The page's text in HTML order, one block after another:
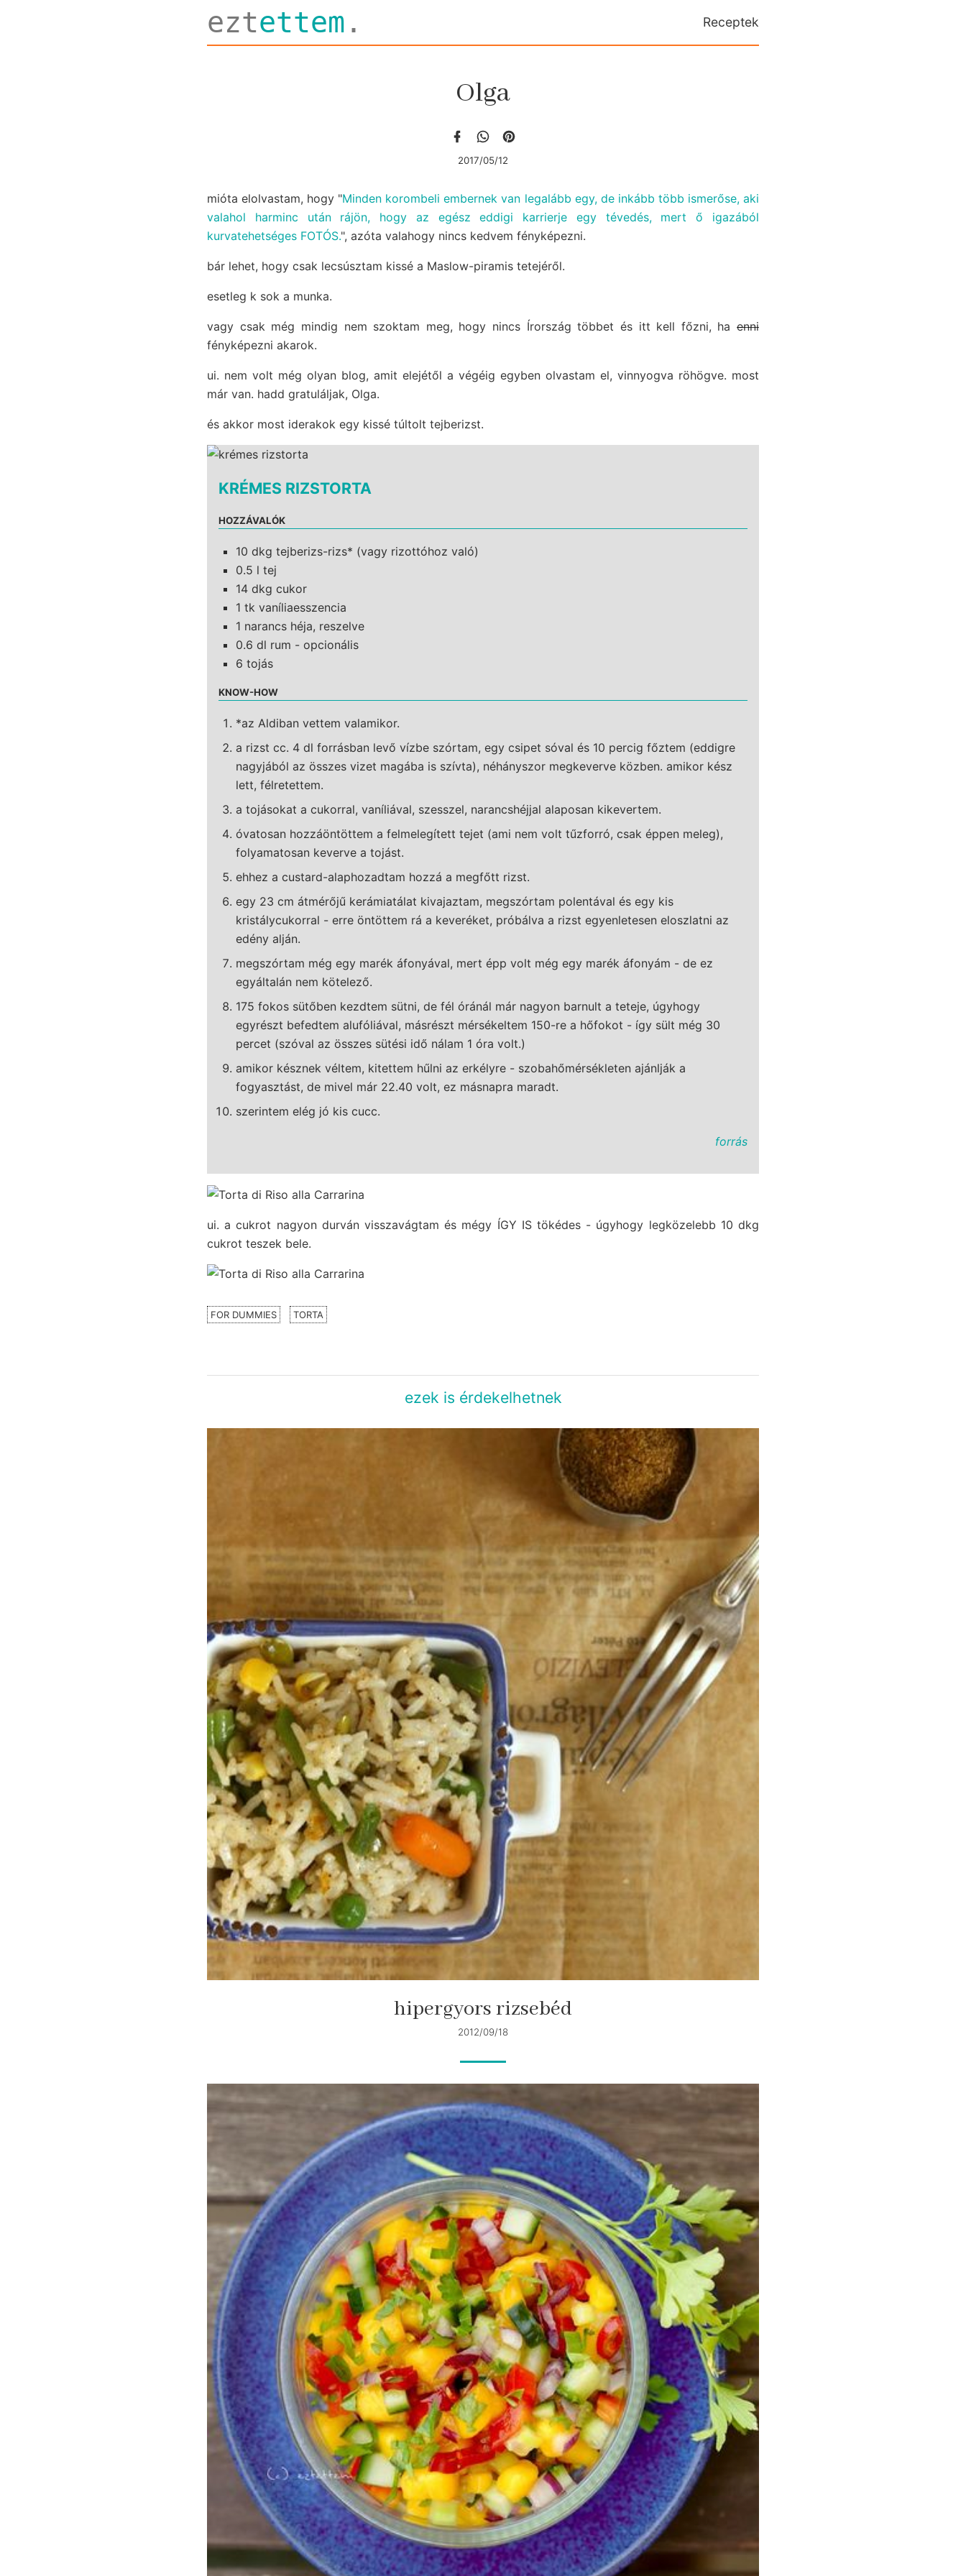
eztettem . Receptek
Olga
2017/05/12
mióta elolvastam, hogy "Minden korombeli embernek van legalább egy, de inkább több ismerőse, aki
valahol harminc után rájön, hogy az egész eddigi karrierje egy tévedés, mert ő igazából
kurvatehetséges FOTÓS.", azóta valahogy nincs kedvem fényképezni.
bár lehet, hogy csak lecsúsztam kissé a Maslow-piramis tetejéről.
esetleg k sok a munka.
vagy csak még mindig nem szoktam meg, hogy nincs Írország többet és itt kell főzni, ha enni
fényképezni akarok.
ui. nem volt még olyan blog, amit elejétől a végéig egyben olvastam el, vinnyogva röhögve. most
már van. hadd gratuláljak, Olga.
és akkor most iderakok egy kissé túltolt tejberizst.
KRÉMES RIZSTORTA
HOZZÁVALÓK
10 dkg tejberizs-rizs* (vagy rizottóhoz való)
0.5 l tej
14 dkg cukor
1 tk vaníliaesszencia
1 narancs héja, reszelve
0.6 dl rum - opcionális
6 tojás
KNOW-HOW
*az Aldiban vettem valamikor.
a rizst cc. 4 dl forrásban levő vízbe szórtam, egy csipet sóval és 10 percig főztem (eddigre
nagyjából az összes vizet magába is szívta), néhányszor megkeverve közben. amikor kész
lett, félretettem.
a tojásokat a cukorral, vaníliával, szesszel, narancshéjjal alaposan kikevertem.
óvatosan hozzáöntöttem a felmelegített tejet (ami nem volt tűzforró, csak éppen meleg),
folyamatosan keverve a tojást.
ehhez a custard-alaphozadtam hozzá a megfőtt rizst.
egy 23 cm átmérőjű kerámiatálat kivajaztam, megszórtam polentával és egy kis
kristálycukorral - erre öntöttem rá a keveréket, próbálva a rizst egyenletesen eloszlatni az
edény alján.
megszórtam még egy marék áfonyával, mert épp volt még egy marék áfonyám - de ez
egyáltalán nem kötelező.
175 fokos sütőben kezdtem sütni, de fél óránál már nagyon barnult a teteje, úgyhogy
egyrészt befedtem alufóliával, másrészt mérsékeltem 150-re a hőfokot - így sült még 30
percet (szóval az összes sütési idő nálam 1 óra volt.)
amikor késznek véltem, kitettem hűlni az erkélyre - szobahőmérsékleten ajánlják a
fogyasztást, de mivel már 22.40 volt, ez másnapra maradt.
szerintem elég jó kis cucc.
forrás
ui. a cukrot nagyon durván visszavágtam és mégy ÍGY IS tökédes - úgyhogy legközelebb 10 dkg
cukrot teszek bele.
FOR DUMMIES TORTA
ezek is érdekelhetnek
hipergyors rizsebéd
2012/09/18